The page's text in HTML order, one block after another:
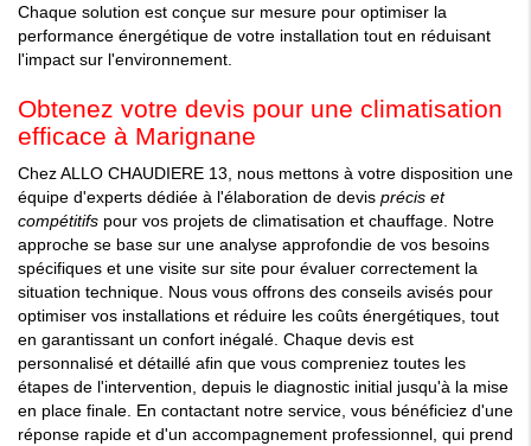
Chaque solution est conçue sur mesure pour optimiser la
performance énergétique de votre installation tout en réduisant
l'impact sur l'environnement.
Obtenez votre devis pour une climatisation
efficace à Marignane
Chez ALLO CHAUDIERE 13, nous mettons à votre disposition une
équipe d'experts dédiée à l'élaboration de devis précis et
compétitifs pour vos projets de climatisation et chauffage. Notre
approche se base sur une analyse approfondie de vos besoins
spécifiques et une visite sur site pour évaluer correctement la
situation technique. Nous vous offrons des conseils avisés pour
optimiser vos installations et réduire les coûts énergétiques, tout
en garantissant un confort inégalé. Chaque devis est
personnalisé et détaillé afin que vous compreniez toutes les
étapes de l'intervention, depuis le diagnostic initial jusqu'à la mise
en place finale. En contactant notre service, vous bénéficiez d'une
réponse rapide et d'un accompagnement professionnel, qui prend